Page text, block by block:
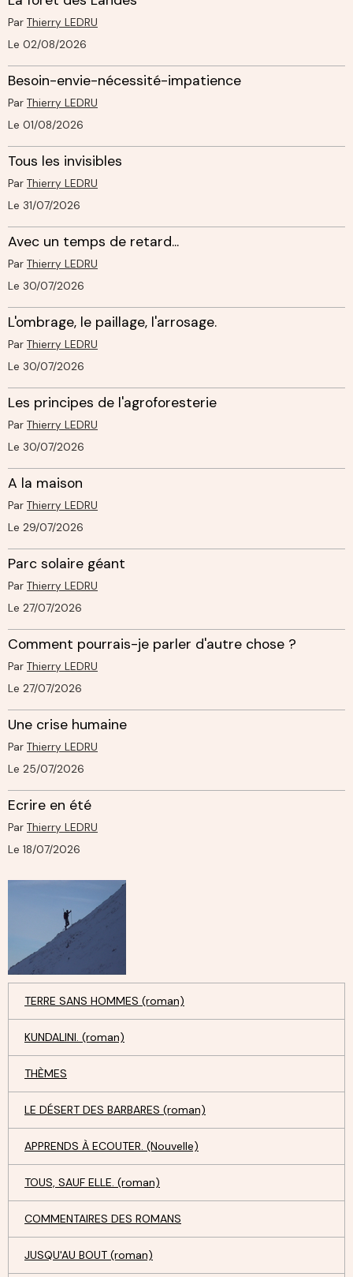
Par Thierry LEDRU
Le 02/08/2026
Besoin-envie-nécessité-impatience
Par Thierry LEDRU
Le 01/08/2026
Tous les invisibles
Par Thierry LEDRU
Le 31/07/2026
Avec un temps de retard...
Par Thierry LEDRU
Le 30/07/2026
L'ombrage, le paillage, l'arrosage.
Par Thierry LEDRU
Le 30/07/2026
Les principes de l'agroforesterie
Par Thierry LEDRU
Le 30/07/2026
A la maison
Par Thierry LEDRU
Le 29/07/2026
Parc solaire géant
Par Thierry LEDRU
Le 27/07/2026
Comment pourrais-je parler d'autre chose ?
Par Thierry LEDRU
Le 27/07/2026
Une crise humaine
Par Thierry LEDRU
Le 25/07/2026
Ecrire en été
Par Thierry LEDRU
Le 18/07/2026
TERRE SANS HOMMES (roman)
KUNDALINI. (roman)
THÈMES
LE DÉSERT DES BARBARES (roman)
APPRENDS À ECOUTER. (Nouvelle)
TOUS, SAUF ELLE. (roman)
COMMENTAIRES DES ROMANS
JUSQU'AU BOUT (roman)